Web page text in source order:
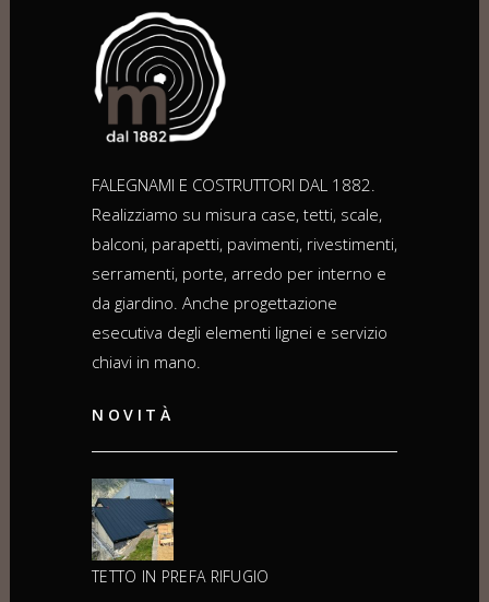
FALEGNAMI E COSTRUTTORI DAL 1882.
Realizziamo su misura case, tetti, scale,
balconi, parapetti, pavimenti, rivestimenti,
serramenti, porte, arredo per interno e
da giardino. Anche progettazione
esecutiva degli elementi lignei e servizio
chiavi in mano.
NOVITÀ
TETTO IN PREFA RIFUGIO